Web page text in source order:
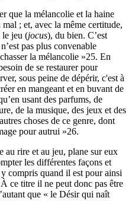
que la mélancolie et la haine
; et, avec la même certitude,
le jeu (jocus), du bien. C’est
pas plus convenable
la mélancolie »25. En
de se restaurer pour
sous peine de dépérir, c'est à
en mangeant et en buvant de
usant des parfums, de
de la musique, des jeux et des
choses de ce genre, dont
pour autrui »26.
au rire et au jeu, plane sur eux
les différentes façons et
compris quand il est pour ainsi
ce titre il ne peut donc pas être
que « le Désir qui naît